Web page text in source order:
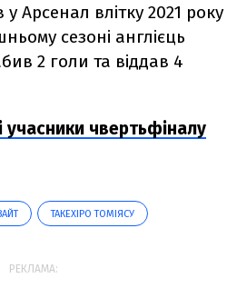
Арсенал влітку 2021 року
сезоні англієць
2 голи та віддав 4
учасники чвертьфіналу
ТАКЕХІРО ТОМІЯСУ
РЕКЛАМА: